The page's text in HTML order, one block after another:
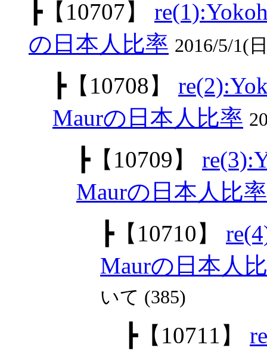
┣【10707】
の日本人比率 2016/5/1(
┣【10708】
Maurの日本人比率
┣【10709】
Maurの日本人比率
┣【10710】
Maurの日本人
いて (385)
┣【10711】